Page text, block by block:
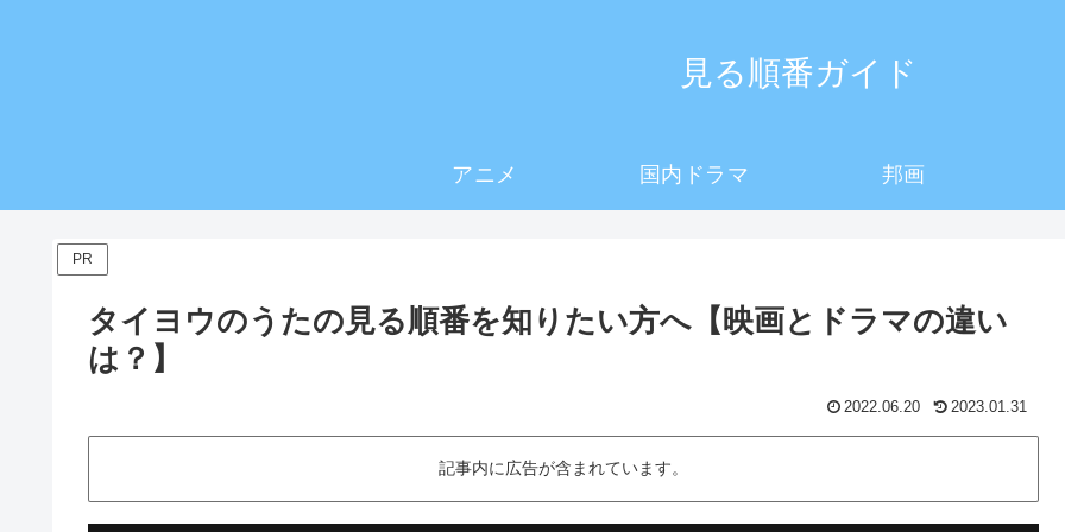
見る順番ガイド
アニメ 国内ドラマ 邦画
PR
タイヨウのうたの見る順番を知りたい方へ【映画とドラマの違い
は？】
2022.06.20 2023.01.31
記事内に広告が含まれています。